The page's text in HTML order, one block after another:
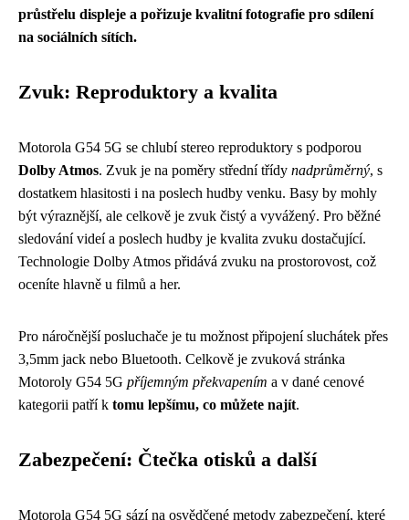
průstřelu displeje a pořizuje kvalitní fotografie pro sdílení
na sociálních sítích.
Zvuk: Reproduktory a kvalita
Motorola G54 5G se chlubí stereo reproduktory s podporou
Dolby Atmos. Zvuk je na poměry střední třídy nadprůměrný, s
dostatkem hlasitosti i na poslech hudby venku. Basy by mohly
být výraznější, ale celkově je zvuk čistý a vyvážený. Pro běžné
sledování videí a poslech hudby je kvalita zvuku dostačující.
Technologie Dolby Atmos přidává zvuku na prostorovost, což
oceníte hlavně u filmů a her.
Pro náročnější posluchače je tu možnost připojení sluchátek přes
3,5mm jack nebo Bluetooth. Celkově je zvuková stránka
Motoroly G54 5G příjemným překvapením a v dané cenové
kategorii patří k tomu lepšímu, co můžete najít.
Zabezpečení: Čtečka otisků a další
Motorola G54 5G sází na osvědčené metody zabezpečení, které